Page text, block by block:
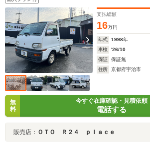
支払総額
16万円
年式 1998年
車検
'26/10
保証
保証無
住所
京都府宇治市
無
料
今すぐ在庫確認・見積依頼
電話する
販売店： ＯＴＯ Ｒ２４ ｐｌａｃｅ